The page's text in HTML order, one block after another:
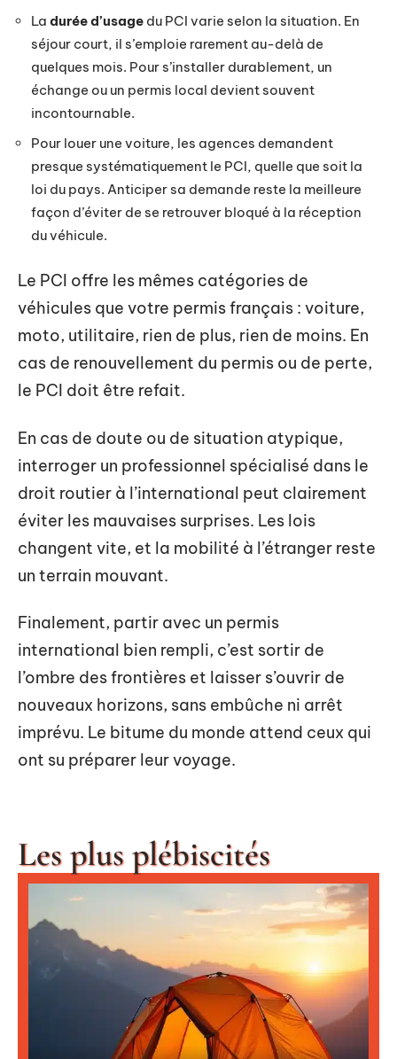
La durée d’usage du PCI varie selon la situation. En
séjour court, il s’emploie rarement au-delà de
quelques mois. Pour s’installer durablement, un
échange ou un permis local devient souvent
incontournable.
Pour louer une voiture, les agences demandent
presque systématiquement le PCI, quelle que soit la
loi du pays. Anticiper sa demande reste la meilleure
façon d’éviter de se retrouver bloqué à la réception
du véhicule.
Le PCI offre les mêmes catégories de
véhicules que votre permis français : voiture,
moto, utilitaire, rien de plus, rien de moins. En
cas de renouvellement du permis ou de perte,
le PCI doit être refait.
En cas de doute ou de situation atypique,
interroger un professionnel spécialisé dans le
droit routier à l’international peut clairement
éviter les mauvaises surprises. Les lois
changent vite, et la mobilité à l’étranger reste
un terrain mouvant.
Finalement, partir avec un permis
international bien rempli, c’est sortir de
l’ombre des frontières et laisser s’ouvrir de
nouveaux horizons, sans embûche ni arrêt
imprévu. Le bitume du monde attend ceux qui
ont su préparer leur voyage.
Les plus plébiscités